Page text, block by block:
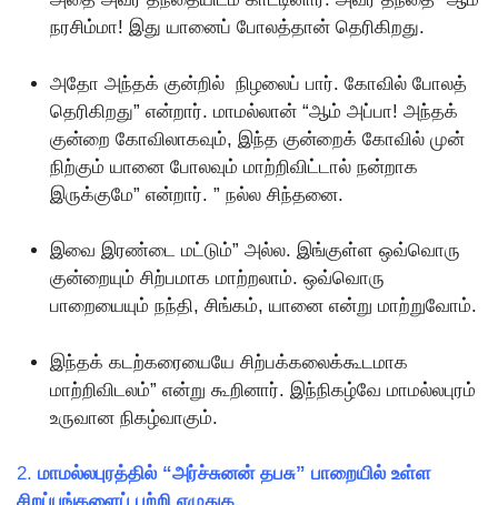
நரசிம்மா! இது யானைப் போலத்தான் தெரிகிறது.
அதோ அந்தக் குன்றில் நிழலைப் பார். கோவில் போலத்
தெரிகிறது” என்றார். மாமல்லான் “ஆம் அப்பா! அந்தக்
குன்றை கோவிலாகவும், இந்த குன்றைக் கோவில் முன்
நிற்கும் யானை போலவும் மாற்றிவிட்டால் நன்றாக
இருக்குமே” என்றார். ” நல்ல சிந்தனை.
இவை இரண்டை மட்டும்” அல்ல. இங்குள்ள ஒவ்வொரு
குன்றையும் சிற்பமாக மாற்றலாம். ஒவ்வொரு
பாறையையும் நந்தி, சிங்கம், யானை என்று மாற்றுவோம்.
இந்தக் கடற்கரையையே சிற்பக்கலைக்கூடமாக
மாற்றிவிடலம்” என்று கூறினார். இந்நிகழ்வே மாமல்லபுரம்
உருவான நிகழ்வாகும்.
2. மாமல்லபுரத்தில் “அர்ச்சுனன் தபசு” பாறையில் உள்ள